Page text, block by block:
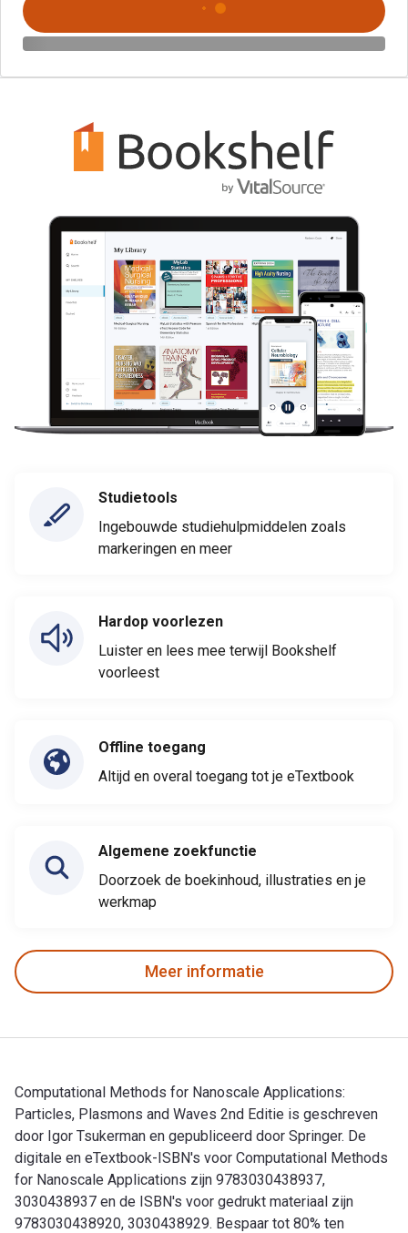
Studietools
Ingebouwde studiehulpmiddelen zoals
markeringen en meer
Hardop voorlezen
Luister en lees mee terwijl Bookshelf
voorleest
Offline toegang
Altijd en overal toegang tot je eTextbook
Algemene zoekfunctie
Doorzoek de boekinhoud, illustraties en je
werkmap
Meer informatie
Computational Methods for Nanoscale Applications:
Particles, Plasmons and Waves 2nd Editie is geschreven
door Igor Tsukerman en gepubliceerd door Springer. De
digitale en eTextbook-ISBN's voor Computational Methods
for Nanoscale Applications zijn 9783030438937,
3030438937 en de ISBN's voor gedrukt materiaal zijn
9783030438920, 3030438929. Bespaar tot 80% ten